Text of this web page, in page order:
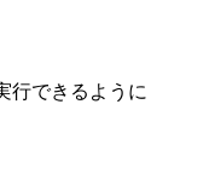
行できるように